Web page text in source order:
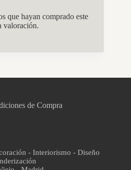
que hayan comprado este
valoración.
de Compra
- Interiorismo - Diseño
línea